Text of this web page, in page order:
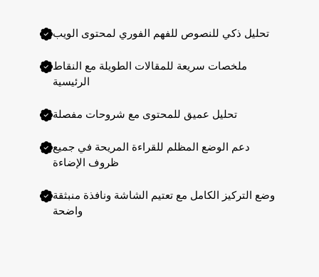
تحليل ذكي للنصوص للفهم الفوري لمحتوى الويب
ملخصات سريعة للمقالات الطويلة مع النقاط
الرئيسية
تحليل عميق للمحتوى مع شروحات مفصلة
دعم الوضع المظلم للقراءة المريحة في جميع
ظروف الإضاءة
وضع التركيز الكامل مع تعتيم الشاشة ونافذة منبثقة
واضحة